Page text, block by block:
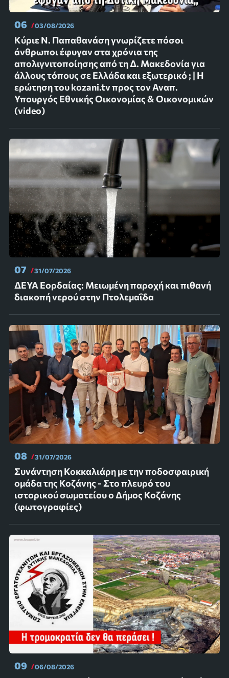
06 03/08/2026
Κύριε Ν. Παπαθανάση γνωρίζετε πόσοι
άνθρωποι έφυγαν στα χρόνια της
απολιγνιτοποίησης από τη Δ. Μακεδονία για
άλλους τόπους σε Ελλάδα και εξωτερικό ; | Η
ερώτηση του kozani.tv προς τον Αναπ.
Υπουργός Εθνικής Οικονομίας & Οικονομικών
(video)
07 31/07/2026
ΔΕΥΑ Εορδαίας: Μειωμένη παροχή και πιθανή
διακοπή νερού στην Πτολεμαΐδα
08 31/07/2026
Συνάντηση Κοκκαλιάρη με την ποδοσφαιρική
ομάδα της Κοζάνης - Στο πλευρό του
ιστορικού σωματείου ο Δήμος Κοζάνης
(φωτογραφίες)
09 06/08/2026